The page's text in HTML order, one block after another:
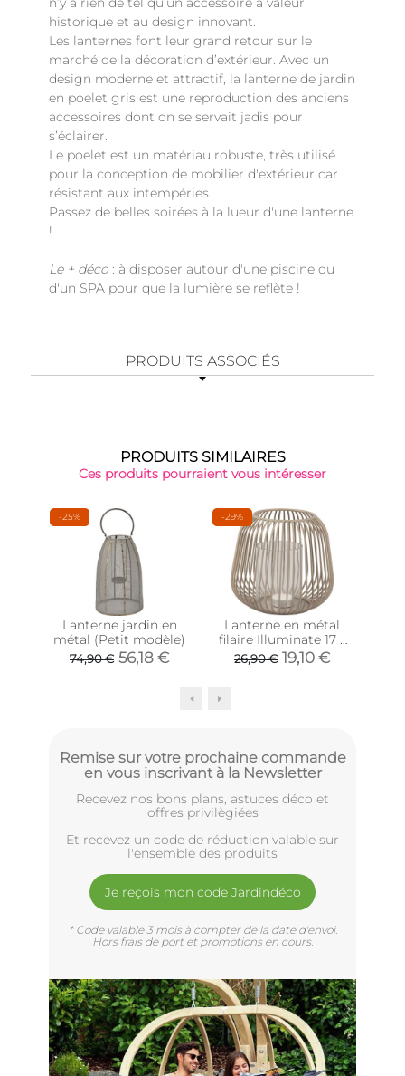
historique et au design innovant.
Les lanternes font leur grand retour sur le
marché de la décoration d’extérieur. Avec un
design moderne et attractif, la lanterne de jardin
en poelet gris est une reproduction des anciens
accessoires dont on se servait jadis pour
s’éclairer.
Le poelet est un matériau robuste, très utilisé
pour la conception de mobilier d'extérieur car
résistant aux intempéries.
Passez de belles soirées à la lueur d'une lanterne
!
Le + déco : à disposer autour d'une piscine ou
d'un SPA pour que la lumière se reflète !
PRODUITS ASSOCIÉS
PRODUITS SIMILAIRES
Ces produits pourraient vous intéresser
-25%
Lanterne jardin en
métal (Petit modèle)
74,90 € 56,18 €
-29%
Lanterne en métal
filaire Illuminate 17 x
15.5 cm (Gris foncé)
26,90 € 19,10 €
Remise sur votre prochaine commande
en vous inscrivant à la Newsletter
Recevez nos bons plans, astuces déco et
offres privilègiées
Et recevez un code de réduction valable sur
l'ensemble des produits
Je reçois mon code Jardindéco
* Code valable 3 mois à compter de la date d'envoi.
Hors frais de port et promotions en cours.